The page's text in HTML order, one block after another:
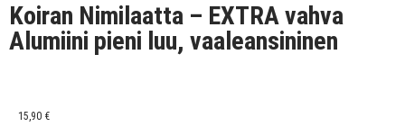
Koiran Nimilaatta – EXTRA vahva
Alumiini pieni luu, vaaleansininen
15,90 €